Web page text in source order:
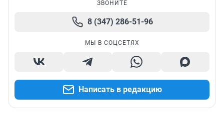
ЗВОНИТЕ
8 (347) 286-51-96
МЫ В СОЦСЕТЯХ
Написать в редакцию